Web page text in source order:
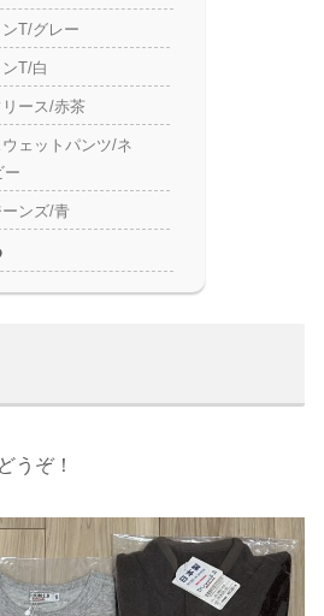
T/グレー
T/白
ース/赤茶
ェットパンツ/ネ
ー
ンズ/青
うぞ！